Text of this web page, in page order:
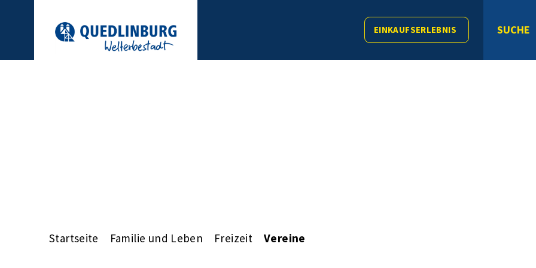
EINKAUFSERLEBNIS SUCHE
Startseite Familie und Leben Freizeit Vereine